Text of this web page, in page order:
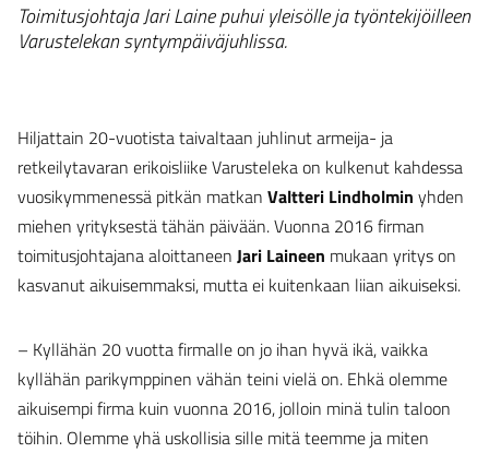
Toimitusjohtaja Jari Laine puhui yleisölle ja työntekijöilleen
Varustelekan syntympäiväjuhlissa.
Hiljattain 20-vuotista taivaltaan juhlinut armeija- ja
retkeilytavaran erikoisliike Varusteleka on kulkenut kahdessa
vuosikymmenessä pitkän matkan Valtteri Lindholmin yhden
miehen yrityksestä tähän päivään. Vuonna 2016 firman
toimitusjohtajana aloittaneen Jari Laineen mukaan yritys on
kasvanut aikuisemmaksi, mutta ei kuitenkaan liian aikuiseksi.
– Kyllähän 20 vuotta firmalle on jo ihan hyvä ikä, vaikka
kyllähän parikymppinen vähän teini vielä on. Ehkä olemme
aikuisempi firma kuin vuonna 2016, jolloin minä tulin taloon
töihin. Olemme yhä uskollisia sille mitä teemme ja miten